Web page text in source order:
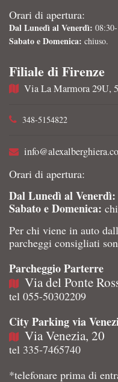
Orari di apertura:
Dal Lunedì al Venerdì:
Sabato e Domenica: chiuso.
Filiale di Firenze
Via La Marmora 29U,
348-5154822
Orari di apertura:
Dal Lunedì al Venerdì:
Sabato e Domenica:
Per chi viene in auto
parcheggi consigliati
Parcheggio Parterre
Via del Ponte
tel 055-50302209
City Parking via
Via Venezia, 20
tel 335-7465740
*telefonare prima di